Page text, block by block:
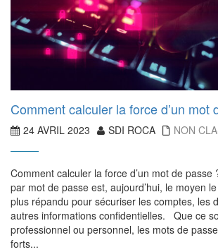
Comment calculer la force d’un mot
24 AVRIL 2023 SDI ROCA NON
Comment calculer la force d’un mot de passe
par mot de passe est, aujourd’hui, le moyen
plus répandu pour sécuriser les comptes, les
autres informations confidentielles. Que ce
professionnel ou personnel, les mots de
forts...